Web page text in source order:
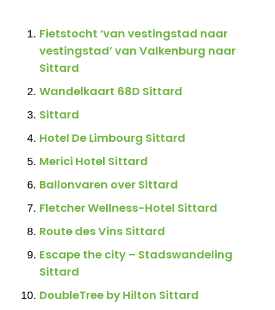
Fietstocht ‘van vestingstad naar
vestingstad’ van Valkenburg naar
Sittard
Wandelkaart 68D Sittard
Sittard
Hotel De Limbourg Sittard
Merici Hotel Sittard
Ballonvaren over Sittard
Fletcher Wellness-Hotel Sittard
Route des Vins Sittard
Escape the city – Stadswandeling
Sittard
DoubleTree by Hilton Sittard